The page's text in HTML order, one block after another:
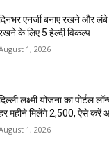
एनर्जी बनाए रखने और
के लिए 5 हेल्दी विकल्प
1, 2026
लक्ष्मी योजना का पोर्टल
महीने मिलेंगे ₹2,500, ऐसे करें
1, 2026